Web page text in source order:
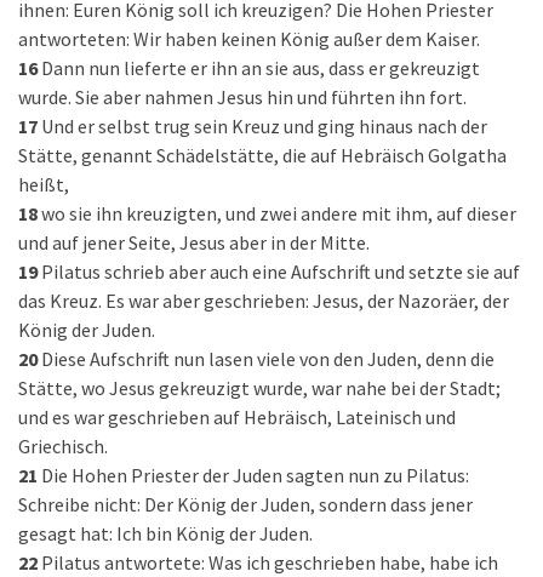
ihnen: Euren König soll ich kreuzigen? Die Hohen Priester
antworteten: Wir haben keinen König außer dem Kaiser.
16 Dann nun lieferte er ihn an sie aus, dass er gekreuzigt
wurde. Sie aber nahmen Jesus hin und führten ihn fort.
17 Und er selbst trug sein Kreuz und ging hinaus nach der
Stätte, genannt Schädelstätte, die auf Hebräisch Golgatha
heißt,
18wo sie ihn kreuzigten, und zwei andere mit ihm, auf dieser
und auf jener Seite, Jesus aber in der Mitte.
19 Pilatus schrieb aber auch eine Aufschrift und setzte sie auf
das Kreuz. Es war aber geschrieben: Jesus, der Nazoräer, der
König der Juden.
20 Diese Aufschrift nun lasen viele von den Juden, denn die
Stätte, wo Jesus gekreuzigt wurde, war nahe bei der Stadt;
und es war geschrieben auf Hebräisch, Lateinisch und
Griechisch.
21 Die Hohen Priester der Juden sagten nun zu Pilatus:
Schreibe nicht: Der König der Juden, sondern dass jener
gesagt hat: Ich bin König der Juden.
22 Pilatus antwortete: Was ich geschrieben habe, habe ich